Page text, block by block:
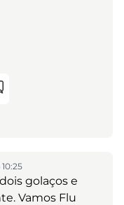
golaços e
Vamos Flu